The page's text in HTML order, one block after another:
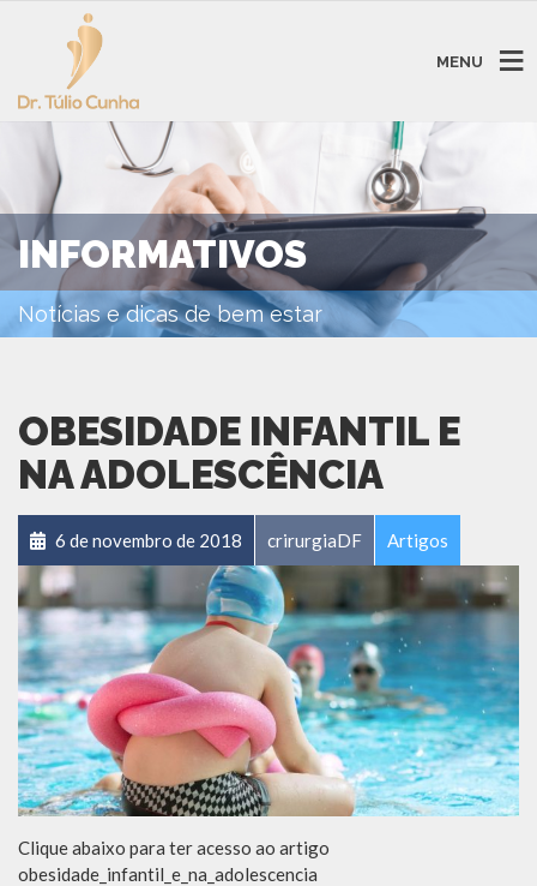
MENU
INFORMATIVOS
Notícias e dicas de bem estar
OBESIDADE INFANTIL E
NA ADOLESCÊNCIA
6 de novembro de 2018 crirurgiaDF Artigos
Clique abaixo para ter acesso ao artigo
obesidade_infantil_e_na_adolescencia